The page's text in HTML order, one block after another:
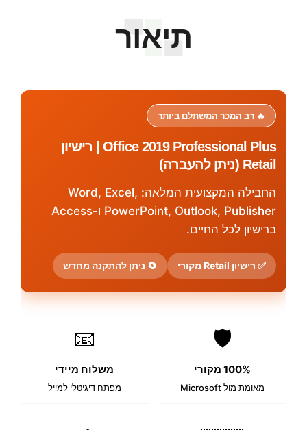
תיאור
🔥 רב המכר המשתלם ביותר
Office 2019 Professional Plus | רישיון
Retail (ניתן להעברה)
החבילה המקצועית המלאה: Word, Excel,
PowerPoint, Outlook, Publisher ו-Access
ברישיון לכל החיים.
✅ רישיון Retail מקורי 🔄 ניתן להתקנה מחדש
🛡️
100% מקורי
מאומת מול Microsoft
📧
משלוח מיידי
מפתח דיגיטלי למייל